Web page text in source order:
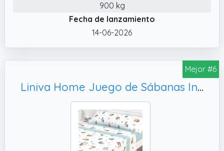
900 kg
Fecha de lanzamiento
14-06-2026
Mejor #6
Liniva Home Juego de Sábanas Infantiles Algodón/Poliéster (Bosque, 90 cm)